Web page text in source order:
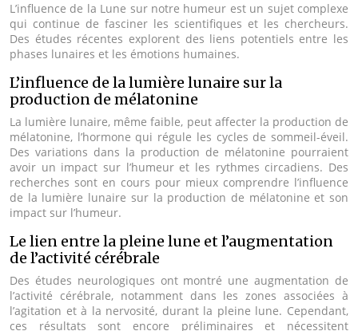
L’influence de la Lune sur notre humeur est un sujet complexe
qui continue de fasciner les scientifiques et les chercheurs.
Des études récentes explorent des liens potentiels entre les
phases lunaires et les émotions humaines.
L’influence de la lumière lunaire sur la
production de mélatonine
La lumière lunaire, même faible, peut affecter la production de
mélatonine, l’hormone qui régule les cycles de sommeil-éveil.
Des variations dans la production de mélatonine pourraient
avoir un impact sur l’humeur et les rythmes circadiens. Des
recherches sont en cours pour mieux comprendre l’influence
de la lumière lunaire sur la production de mélatonine et son
impact sur l’humeur.
Le lien entre la pleine lune et l’augmentation
de l’activité cérébrale
Des études neurologiques ont montré une augmentation de
l’activité cérébrale, notamment dans les zones associées à
l’agitation et à la nervosité, durant la pleine lune. Cependant,
ces résultats sont encore préliminaires et nécessitent